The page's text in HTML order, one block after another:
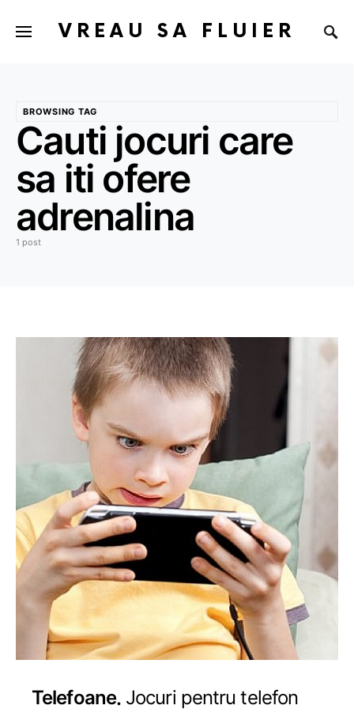
VREAU SA FLUIER
BROWSING TAG
Cauti jocuri care
sa iti ofere
adrenalina
1 post
Telefoane Jocuri pentru telefon